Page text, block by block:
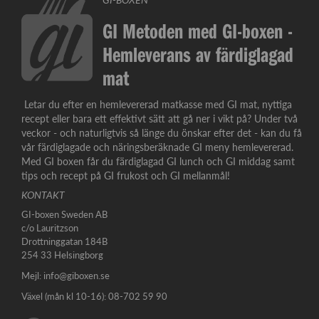
GI Metoden med GI-boxen -
Hemleverans av färdiglagad
mat
Letar du efter en hemlevererad matkasse med GI mat, nyttiga
recept eller bara ett effektivt sätt att gå ner i vikt på? Under två
veckor - och naturligtvis så länge du önskar efter det - kan du få
vår färdiglagade och näringsberäknade GI meny hemlevererad.
Med GI boxen får du färdiglagad GI lunch och GI middag samt
tips och recept på GI frukost och GI mellanmål!
KONTAKT
GI-boxen Sweden AB
c/o Lauritzson
Drottninggatan 184B
254 33 Helsingborg
Mejl: info@giboxen.se
Växel (mån kl 10-16): 08-702 59 90